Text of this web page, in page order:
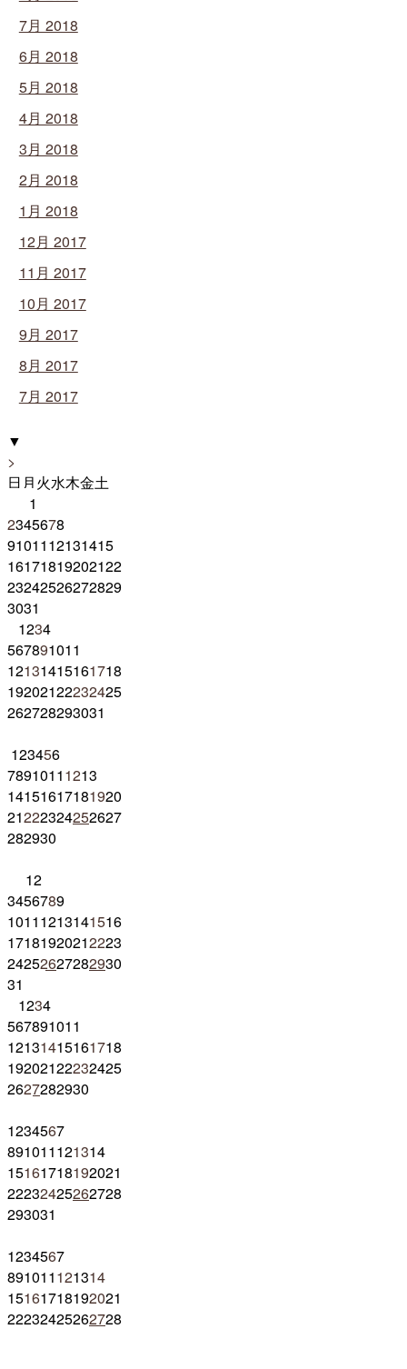
7月 2018
6月 2018
5月 2018
4月 2018
3月 2018
2月 2018
1月 2018
12月 2017
11月 2017
10月 2017
9月 2017
8月 2017
7月 2017
▼
>
日月火水木金土
1
2345678
9101112131415
16171819202122
23242526272829
3031
1234
567891011
12131415161718
19202122232425
262728293031
123456
78910111213
14151617181920
21222324252627
282930
12
3456789
10111213141516
17181920212223
24252627282930
31
1234
567891011
12131415161718
19202122232425
2627282930
1234567
891011121314
15161718192021
22232425262728
293031
1234567
891011121314
15161718192021
22232425262728